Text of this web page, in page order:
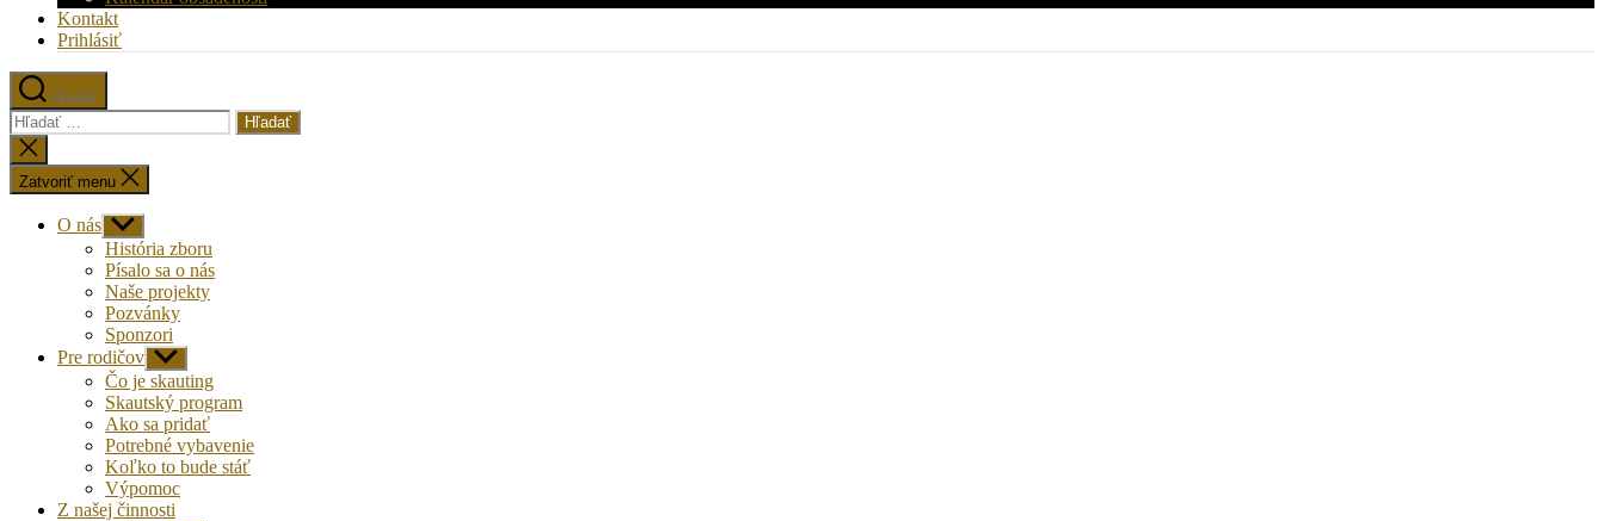
Kontakt
Prihlásiť
Hľadať
Vyhľadať:
Zatvoriť
vyhľadávanie
Zatvoriť menu
O nás Zobraziť
druhú
úroveň
navigácie
História zboru
Písalo sa o nás
Naše projekty
Pozvánky
Sponzori
Pre rodičov Zobraziť
druhú
úroveň
navigácie
Čo je skauting
Skautský program
Ako sa pridať
Potrebné vybavenie
Koľko to bude stáť
Výpomoc
Z našej činnosti